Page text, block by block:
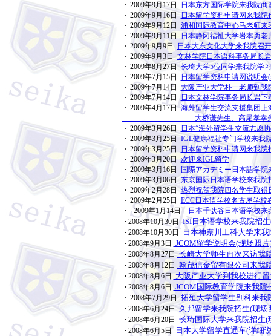
· 2009年9月17日
日本东方国际学院来我院
· 2009年9月16日日本留学资料申请网来我院
· 2009年9月12日 浦和国际教育中心马老师
· 2009年9月11日
日本静冈福祉大学岩本勇
· 2009年9月9日
日本大东文化大学来我院召
· 2009年9月3日文林学院日本语科事务局长
· 2009年8月27日长琦大学5位同学来我院学
· 2009年7月15日
日本留学资料申请网说明会
· 2009年7月14日 大阪产业大学朴一老师到我
· 2009年7月14日 日本文林学院事务局长岩
· 2009年4月17日海外留学生交流支援集团上
大桥谦先生、高尾孝幸先生到
· 2009年3月26日
日本“海外留学生交流志愿
· 2009年3月25日 IGL健康福祉专门学校来我
· 2009年3月25日
日本留学资料申请网来我院
· 2009年3月20日 欢迎来IGL留学
· 2009年3月16日
国際アカデミー日本語学
· 2009年3月06日 东京国际日本语学校来我院
· 2009年2月28日热烈祝贺我院四名学生取得
· 2009年2月25日 ECC日本语学校名古屋学
· 2009年1月14日 日本千驮谷日本语学校来
· 2008年10月30日 ISI日本语学校来我院招
· 2008年10月30日 日本神奈川工科大学来我
· 2008年9月3日
JCOM留学说明会(现场照片
· 2008年8月27日 长崎大学师生再次来访我
· 2008年8月12日
翰茂信金贸有限公司来我
· 2008年8月6日 大阪产业大学到我校进行
· 2008年8月6日 JCOM国际教育学院来我院
· 2008年7月29日 拓殖大学留学生别科来我
· 2008年6月24日 久邦留学来我院招生(现场
· 2008年6月20日
长琦国际大学来我院招生(
· 2008年6月5日 日本大学留学直通车(详细